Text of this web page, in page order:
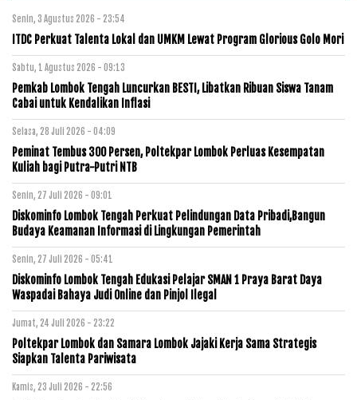
Senin, 3 Agustus 2026 - 23:54
ITDC Perkuat Talenta Lokal dan UMKM Lewat Program Glorious Golo Mori
Sabtu, 1 Agustus 2026 - 09:13
Pemkab Lombok Tengah Luncurkan BESTI, Libatkan Ribuan Siswa Tanam
Cabai untuk Kendalikan Inflasi
Selasa, 28 Juli 2026 - 04:09
Peminat Tembus 300 Persen, Poltekpar Lombok Perluas Kesempatan
Kuliah bagi Putra-Putri NTB
Senin, 27 Juli 2026 - 09:01
Diskominfo Lombok Tengah Perkuat Pelindungan Data Pribadi,Bangun
Budaya Keamanan Informasi di Lingkungan Pemerintah
Senin, 27 Juli 2026 - 05:41
Diskominfo Lombok Tengah Edukasi Pelajar SMAN 1 Praya Barat Daya
Waspadai Bahaya Judi Online dan Pinjol Ilegal
Jumat, 24 Juli 2026 - 23:22
Poltekpar Lombok dan Samara Lombok Jajaki Kerja Sama Strategis
Siapkan Talenta Pariwisata
Kamis, 23 Juli 2026 - 22:56